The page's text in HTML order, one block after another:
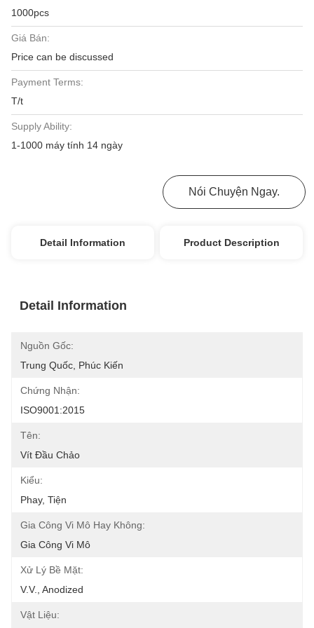
1000pcs
Giá Bán:
Price can be discussed
Payment Terms:
T/t
Supply Ability:
1-1000 máy tính 14 ngày
Nói Chuyện Ngay.
Detail Information Product Description
Detail Information
Nguồn Gốc:
Trung Quốc, Phúc Kiến
Chứng Nhận:
ISO9001:2015
Tên:
Vít Đầu Chảo
Kiểu:
Phay, Tiện
Gia Công Vi Mô Hay Không:
Gia Công Vi Mô
Xử Lý Bề Mặt:
V.v., Anodized
Vật Liệu: